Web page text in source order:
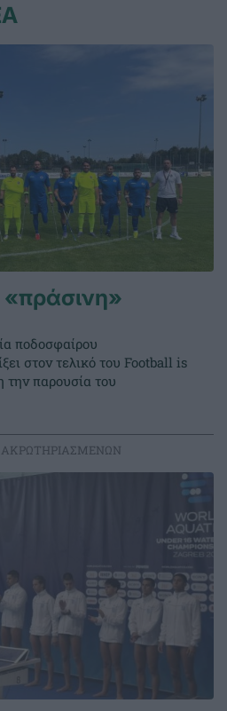
«πράσινη»
ποδοσφαίρου
στον τελικό του Football is
την παρουσία του
ΑΚΡΩΤΗΡΙΑΣΜΕΝΩΝ